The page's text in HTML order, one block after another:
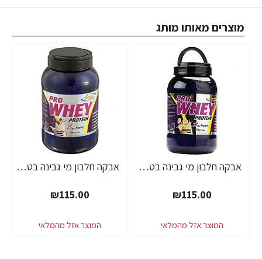
מוצרים מאותו מותג
אבקה חלבון מי גבינה בטעם בננה פאוורטק בד"ץ 700 גרם - מבית PowerTech Nutrition
₪115.00
אבקה חלבון מי גבינה בטעם קפה ברזיל פאוורטק בד"ץ 700 גרם - מבית PowerTech Nutrition
₪115.00